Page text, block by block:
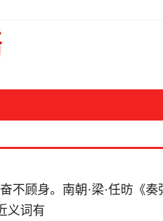
不顾身。南朝·梁·任昉《
义词有